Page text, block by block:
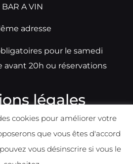
BAR A VIN
adresse
pour le samedi
avant 20h ou réservations
légales
cookies pour améliorer votre
que vous êtes d'accord
vous désinscrire si vous le